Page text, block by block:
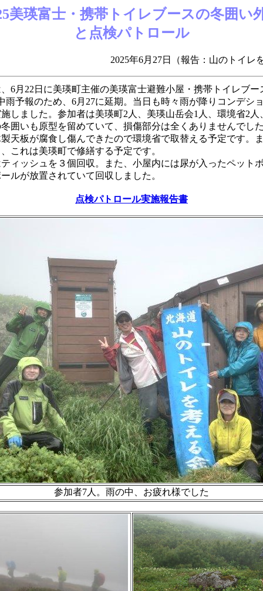
美瑛富士・携帯トイレブースの冬囲い
と点検パトロール
6月27日（報告：山のトイレを考
月22日に美瑛町主催の美瑛富士避難小屋・携帯トイレブー
雨予報のため、6月27に延期。当日も時々雨が降りコンデシ
しました。参加者は美瑛町2人、美瑛山岳会1人、環境省2人
いも原型を留めていて、損傷部分は全くありませんでし
板が腐食し傷んできたので環境省で取替える予定です。
これは美瑛町で修繕する予定です。
ッシュを３個回収。また、小屋内には尿が入ったペット
ルが放置されていて回収しました。
点検パトロール実施報告書
参加者7人。雨の中、お疲れ様でした